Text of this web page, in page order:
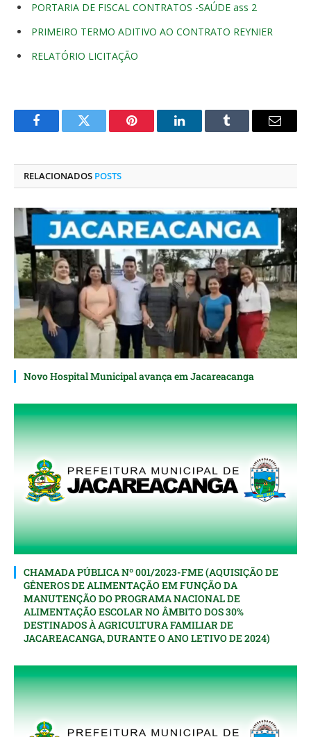
PORTARIA DE FISCAL CONTRATOS -SAÚDE ass 2
PRIMEIRO TERMO ADITIVO AO CONTRATO REYNIER
RELATÓRIO LICITAÇÃO
FacebookTwitter Pinterest O
Tumblr
E-
RELACIONADOS POSTS
Novo Hospital Municipal avança em Jacareacanga
CHAMADA PÚBLICA Nº 001/2023-FME (AQUISIÇÃO DE
GÊNEROS DE ALIMENTAÇÃO EM FUNÇÃO DA
MANUTENÇÃO DO PROGRAMA NACIONAL DE
ALIMENTAÇÃO ESCOLAR NO ÂMBITO DOS 30%
DESTINADOS À AGRICULTURA FAMILIAR DE
JACAREACANGA, DURANTE O ANO LETIVO DE 2024)